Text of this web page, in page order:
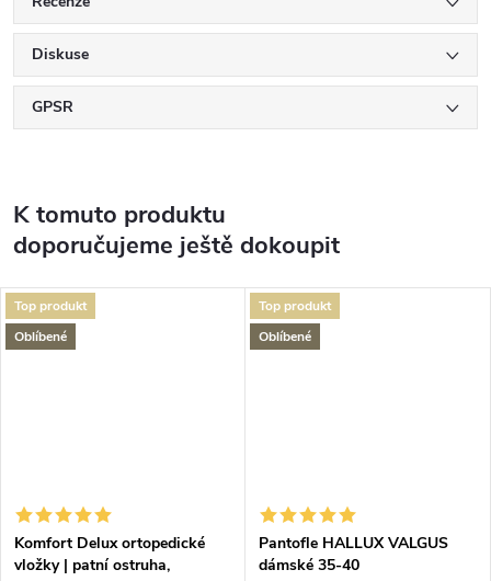
Diskuse
GPSR
K tomuto produktu
doporučujeme ještě dokoupit
Top produkt
Oblíbené
Komfort Delux ortopedické
vložky | patní ostruha,
Top produkt
Oblíbené
Pantofle HALLUX VALGUS
dámské 35-40